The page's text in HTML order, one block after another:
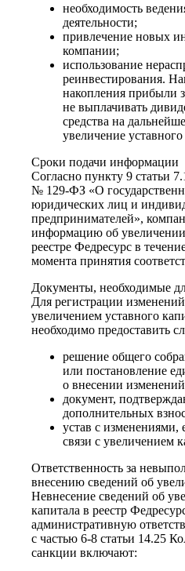
необходимость
деятельности;
привлечение новых
компании;
использование
реинвестирования.
накопления прибыли
не выплачивать
средства на
увеличение
Сроки подачи информации
Согласно пункту 9 статьи
№ 129-ФЗ «О
юридических лиц и
предпринимателей»,
информацию об увеличении
реестре Федресурс в
момента принятия
Документы, необходимые
Для регистрации
увеличением уставного
необходимо предоставить
решение общего
или постановление
о внесении
документ,
дополнительных
устав с
связи с увеличением
Ответственность за
внесению сведений об
Невнесение сведений об
капитала в реестр
административную
с частью 6-8 статьи 14.25
санкции включают: